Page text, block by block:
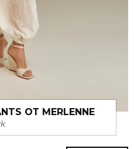
ОТ MERLENNE